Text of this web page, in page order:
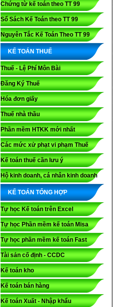
Chứng từ kế toán theo TT 99
Sổ Sách Kế Toán theo TT 99
Nguyên Tắc Kế Toán Theo TT 99
KẾ TOÁN THUẾ
Thuế - Lệ Phí Môn Bài
Đăng Ký Thuế
Hóa đơn giấy
Thuế nhà thầu
Phần mềm HTKK mới nhất
Các mức xử phạt vi phạm Thuế
Kế toán thuế cần lưu ý
Hộ kinh doanh, cá nhân kinh doanh
KẾ TOÁN TỔNG HỢP
Tự học Kế toán trên Excel
Tự học Phần mềm kế toán Misa
Tự học phần mềm kế toán Fast
Tài sản cố định - CCDC
Kế toán kho
Kế toán bán hàng
Kế toán Xuất - Nhập khẩu